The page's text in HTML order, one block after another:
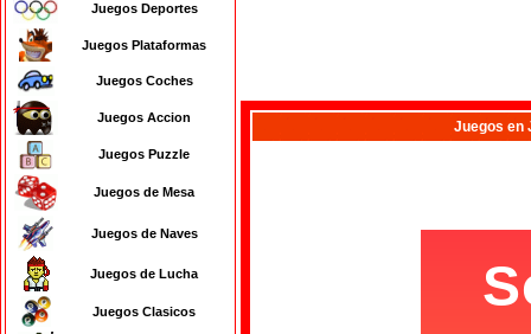
Juegos Deportes
Juegos Plataformas
Juegos Coches
Juegos Accion
Juegos Puzzle
Juegos de Mesa
Juegos de Naves
Juegos de Lucha
Juegos Clasicos
Juegos en